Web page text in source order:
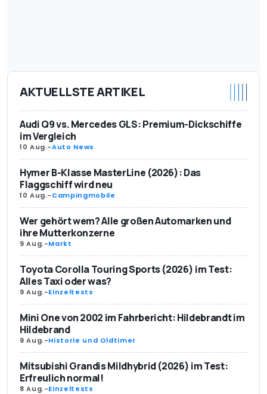
AKTUELLSTE ARTIKEL
Audi Q9 vs. Mercedes GLS: Premium-Dickschiffe
im Vergleich
10 Aug.-Auto News
Hymer B-Klasse MasterLine (2026): Das
Flaggschiff wird neu
10 Aug.-Campingmobile
Wer gehört wem? Alle großen Automarken und
ihre Mutterkonzerne
9 Aug.-Markt
Toyota Corolla Touring Sports (2026) im Test:
Alles Taxi oder was?
9 Aug.-Einzeltests
Mini One von 2002 im Fahrbericht: Hildebrandt im
Hildebrand
9 Aug.-Historie und Oldtimer
Mitsubishi Grandis Mildhybrid (2026) im Test:
Erfreulich normal!
8 Aug.-Einzeltests